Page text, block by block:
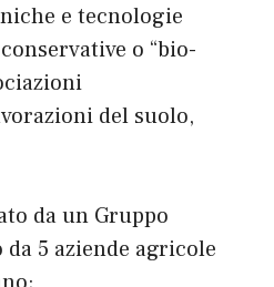
e tecnologie
o “bio-
del suolo,
da un Gruppo
5 aziende agricole